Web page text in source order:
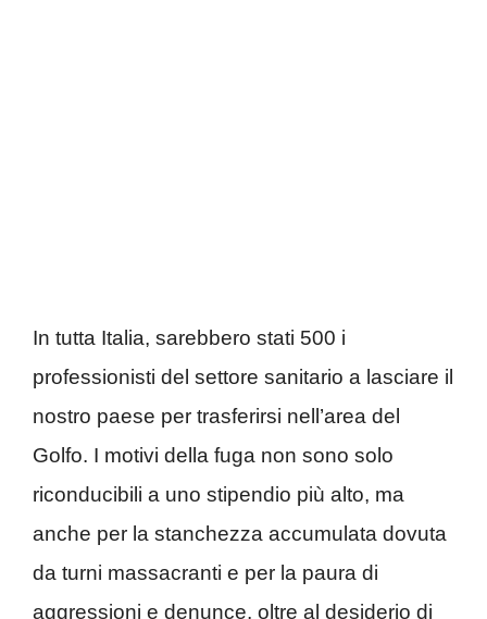
In tutta Italia, sarebbero stati 500 i
professionisti del settore sanitario a lasciare il
nostro paese per trasferirsi nell’area del
Golfo. I motivi della fuga non sono solo
riconducibili a uno stipendio più alto, ma
anche per la stanchezza accumulata dovuta
da turni massacranti e per la paura di
aggressioni e denunce, oltre al desiderio di